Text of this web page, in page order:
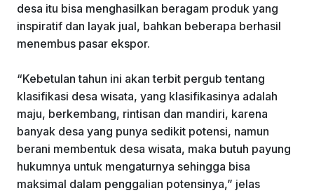
desa itu bisa menghasilkan beragam produk yang
inspiratif dan layak jual, bahkan beberapa berhasil
menembus pasar ekspor.
“Kebetulan tahun ini akan terbit pergub tentang
klasifikasi desa wisata, yang klasifikasinya adalah
maju, berkembang, rintisan dan mandiri, karena
banyak desa yang punya sedikit potensi, namun
berani membentuk desa wisata, maka butuh payung
hukumnya untuk mengaturnya sehingga bisa
maksimal dalam penggalian potensinya,” jelas